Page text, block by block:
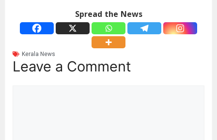
Spread the News
Kerala News
Leave a Comment